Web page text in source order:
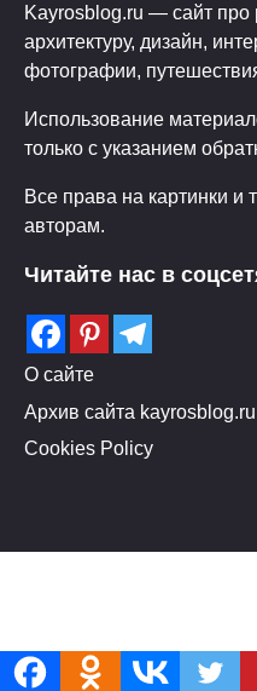
Kayrosblog.ru — сайт про
архитектуру, дизайн,
фотографии,
Использование
только с указанием
Все права на картинки и
авторам.
Читайте нас в
О сайте
Архив сайта kayrosblog.ru
Cookies Policy